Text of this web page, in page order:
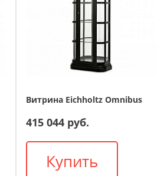
Витрина Eichholtz Omnibus
415 044 руб.
Купить